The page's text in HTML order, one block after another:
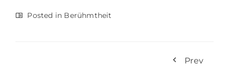
Posted in Berühmtheit
Prev